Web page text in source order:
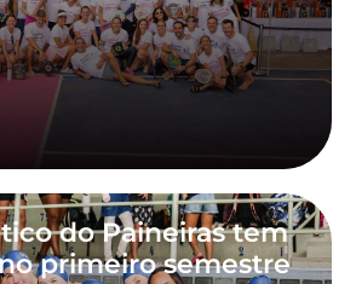
do Paineiras tem
primeiro semestre